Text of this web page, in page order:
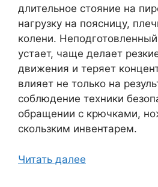
длительное стояние на
нагрузку на поясницу,
колени.
устает, чаще делает
движения и теряет
влияет не только на
соблюдение техники
обращении с крючками,
скользким инвентарем.
Читать далее